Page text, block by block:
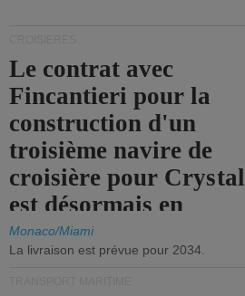
Le contrat avec
Fincantieri pour la
construction d'un
troisième navire de
croisière pour Crystal
est désormais en
vigueur.
Monaco/Miami
La livraison est prévue pour 2034.